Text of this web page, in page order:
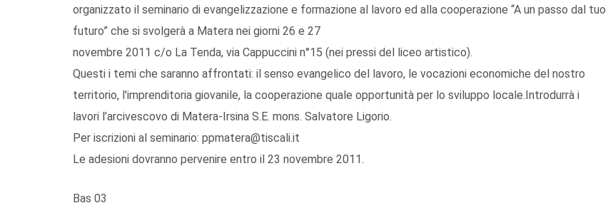
organizzato il seminario di evangelizzazione e formazione al lavoro ed alla cooperazione “A un passo dal tuo
futuro” che si svolgerà a Matera nei giorni 26 e 27
novembre 2011 c/o La Tenda, via Cappuccini n°15 (nei pressi del liceo artistico).
Questi i temi che saranno affrontati: il senso evangelico del lavoro, le vocazioni economiche del nostro
territorio, l'imprenditoria giovanile, la cooperazione quale opportunità per lo sviluppo locale.Introdurrà i
lavori l’arcivescovo di Matera-Irsina S.E. mons. Salvatore Ligorio.
Per iscrizioni al seminario: ppmatera@tiscali.it
Le adesioni dovranno pervenire entro il 23 novembre 2011.
Bas 03